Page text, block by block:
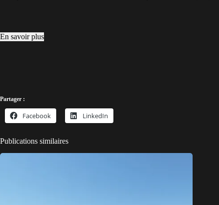
En savoir plus
Partager :
Facebook LinkedIn
Publications similaires